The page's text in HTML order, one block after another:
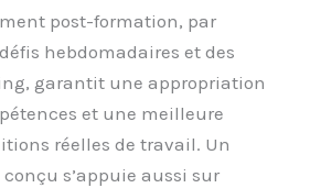
post-formation, par
hebdomadaires et des
garantit une appropriation
et une meilleure
réelles de travail. Un
s’appuie aussi sur